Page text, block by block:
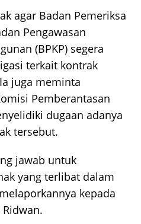
agar Badan Pemeriksa
Pengawasan
(BPKP) segera
terkait kontrak
juga meminta
Pemberantasan
dugaan adanya
tersebut.
jawab untuk
yang terlibat dalam
kepada